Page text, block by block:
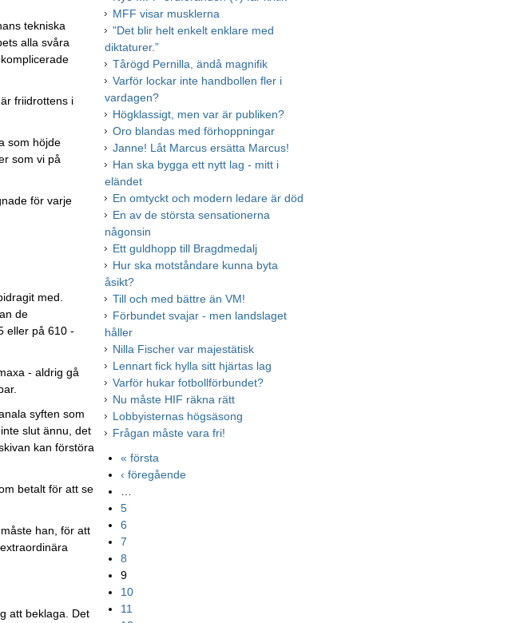
tekniska
alla svåra
friidrottens i
som höjde
som vi på
för varje
med.
de
eller på 610 -
- aldrig gå
syften som
slut ännu, det
kan förstöra
betalt för att se
han, för att
att beklaga. Det
MFF visar musklerna
"Det blir helt enkelt enklare med
diktaturer.”
Tårögd Pernilla, ändå magnifik
Varför lockar inte handbollen fler i
vardagen?
Högklassigt, men var är publiken?
Oro blandas med förhoppningar
Janne! Låt Marcus ersätta Marcus!
Han ska bygga ett nytt lag - mitt i
eländet
En omtyckt och modern ledare är död
En av de största sensationerna
någonsin
Ett guldhopp till Bragdmedalj
Hur ska motståndare kunna byta
åsikt?
Till och med bättre än VM!
Förbundet svajar - men landslaget
håller
Nilla Fischer var majestätisk
Lennart fick hylla sitt hjärtas lag
Varför hukar fotbollförbundet?
Nu måste HIF räkna rätt
Lobbyisternas högsäsong
Frågan måste vara fri!
« första
‹ föregående
…
5
6
7
8
9
10
11